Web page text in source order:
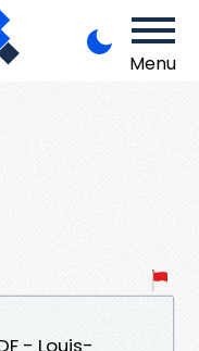
Menu
- Louis-